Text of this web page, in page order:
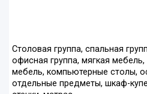
Столовая группа, спальная
офисная группа, мягкая
мебель, компьютерные столы,
отдельные предметы, шкаф-